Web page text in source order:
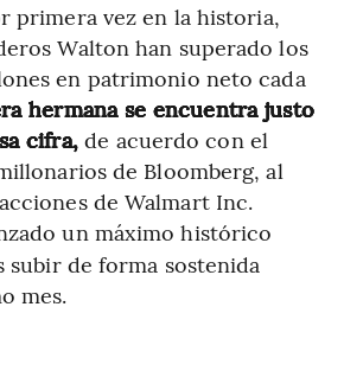
primera vez en la historia,
Walton han superado los
en patrimonio neto cada
hermana se encuentra justo
cifra, de acuerdo con el
de Bloomberg, al
de Walmart Inc.
un máximo histórico
subir de forma sostenida
mes.